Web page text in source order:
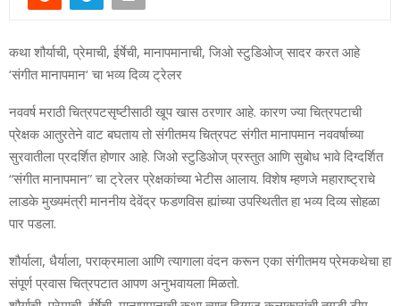
कथा शौर्याची, प्रेमाची, ईर्षेची, मानापमानाची, जिओ स्टुडिओज् सादर करत आहे
‘संगीत मानापमान‘ चा भव्य दिव्य ट्रेलर
नववर्ष मराठी चित्रपटसृष्टीसाठी खूप खास ठरणार आहे. कारण ज्या चित्रपटाची
प्रेक्षक आतुरतेने वाट बघताय तो संगीतमय चित्रपट संगीत मानापमान नववर्षाच्या
सुरवातीला प्रदर्शित होणार आहे. जिओ स्टुडिओज् प्रस्तुत आणि सुबोध भावे दिग्दर्शित
“संगीत मानापमान” चा ट्रेलर प्रेक्षकांच्या भेटीस आलाय. विशेष म्हणजे महाराष्ट्राचे
लाडके मुख्यमंत्री माननीय देवेंद्र फडणविस ह्यांच्या उपस्थितीत हा भव्य दिव्य सोहळा
पार पडला.
शौर्याला, धैर्याला, पराक्रमाला आणि त्यागाला वंदन करून एका संगीतमय प्रेमकथेचा हा
संपूर्ण प्रवास चित्रपटात आपण अनुभवायला मिळतो.